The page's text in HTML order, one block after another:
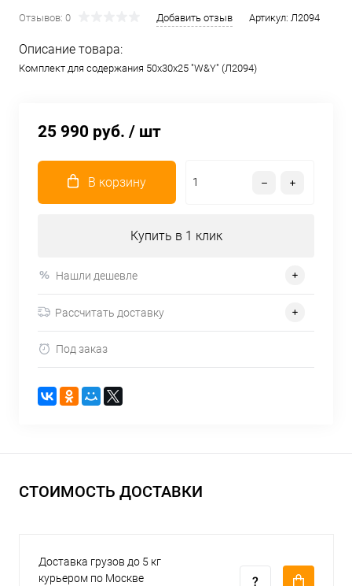
Отзывов: 0 Добавить отзыв Артикул: Л2094
Описание товара:
Комплект для содержания 50х30х25 "W&Y" (Л2094)
25 990 руб. / шт
В корзину
Купить в 1 клик
Нашли дешевле
Рассчитать доставку
Под заказ
СТОИМОСТЬ ДОСТАВКИ
Доставка грузов до 5 кг
курьером по Москве